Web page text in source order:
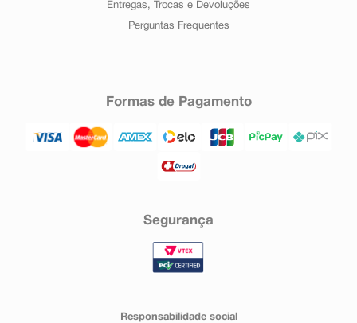
Entregas, Trocas e Devoluções
Perguntas Frequentes
Formas de Pagamento
Segurança
Responsabilidade social